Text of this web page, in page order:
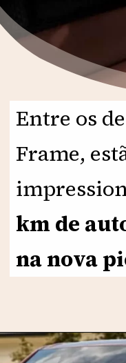
Entre os
Frame,
km de
na nova
Entre os
Frame,
km de
na nova
Opening